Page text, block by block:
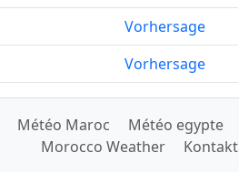
Vorhersage
Vorhersage
Météo Maroc
Météo egypte
Morocco Weather
Kontakt